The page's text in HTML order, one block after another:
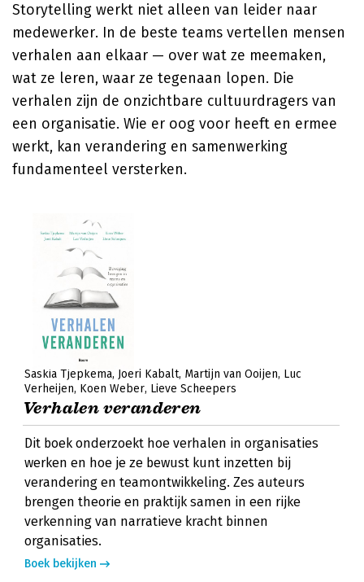
Storytelling werkt niet alleen van leider naar
medewerker. In de beste teams vertellen mensen
verhalen aan elkaar — over wat ze meemaken,
wat ze leren, waar ze tegenaan lopen. Die
verhalen zijn de onzichtbare cultuurdragers van
een organisatie. Wie er oog voor heeft en ermee
werkt, kan verandering en samenwerking
fundamenteel versterken.
Saskia Tjepkema Joeri Kabalt Martijn van Ooijen Luc
Verheijen Koen Weber Lieve Scheepers
Verhalen veranderen
Dit boek onderzoekt hoe verhalen in organisaties
werken en hoe je ze bewust kunt inzetten bij
verandering en teamontwikkeling. Zes auteurs
brengen theorie en praktijk samen in een rijke
verkenning van narratieve kracht binnen
organisaties.
Boek bekijken